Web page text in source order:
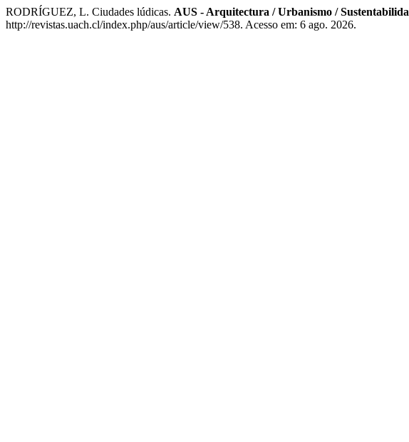
RODRÍGUEZ, L. Ciudades lúdicas. AUS - Arquitectura / Urbanismo /
http://revistas.uach.cl/index.php/aus/article/view/538. Acesso em: 6 ago. 2026.